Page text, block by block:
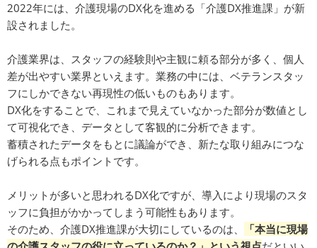
2022年には、介護現場のDX化を進める「介護DX推進課」が新
設されました。
介護業界は、スタッフの経験則や主観に頼る部分が多く、個人
差が出やすい業界といえます。業務の中には、ベテランスタッ
フにしかできない再現性の低いものもあります。
DX化をすることで、これまで見えていなかった部分が数値とし
て可視化でき、データとして客観的に分析できます。
蓄積されたデータをもとに議論ができ、新たな取り組みにつな
げられる点もポイントです。
メリットが多いと思われるDX化ですが、導入により現場のスタ
ッフに負担がかかってしまう可能性もあります。
そのため、介護DX推進課が大切にしているのは、
「本当に現場